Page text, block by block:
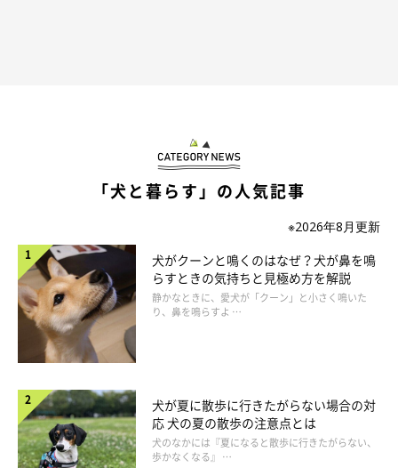
「犬と暮らす」の人気記事
※2026年8月更新
犬がクーンと鳴くのはなぜ？犬が鼻を鳴
らすときの気持ちと見極め方を解説
静かなときに、愛犬が「クーン」と小さく鳴いた
り、鼻を鳴らすよ …
犬が夏に散歩に行きたがらない場合の対
応 犬の夏の散歩の注意点とは
犬のなかには『夏になると散歩に行きたがらない、
歩かなくなる』 …